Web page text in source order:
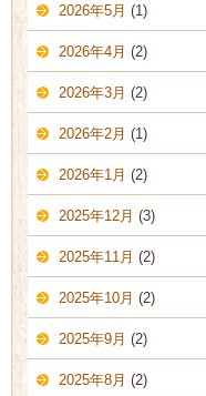
2026年5月 (1)
2026年4月 (2)
2026年3月 (2)
2026年2月 (1)
2026年1月 (2)
2025年12月 (3)
2025年11月 (2)
2025年10月 (2)
2025年9月 (2)
2025年8月 (2)